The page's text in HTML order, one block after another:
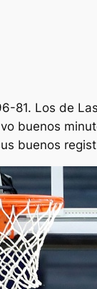
81. Los de
buenos
buenos